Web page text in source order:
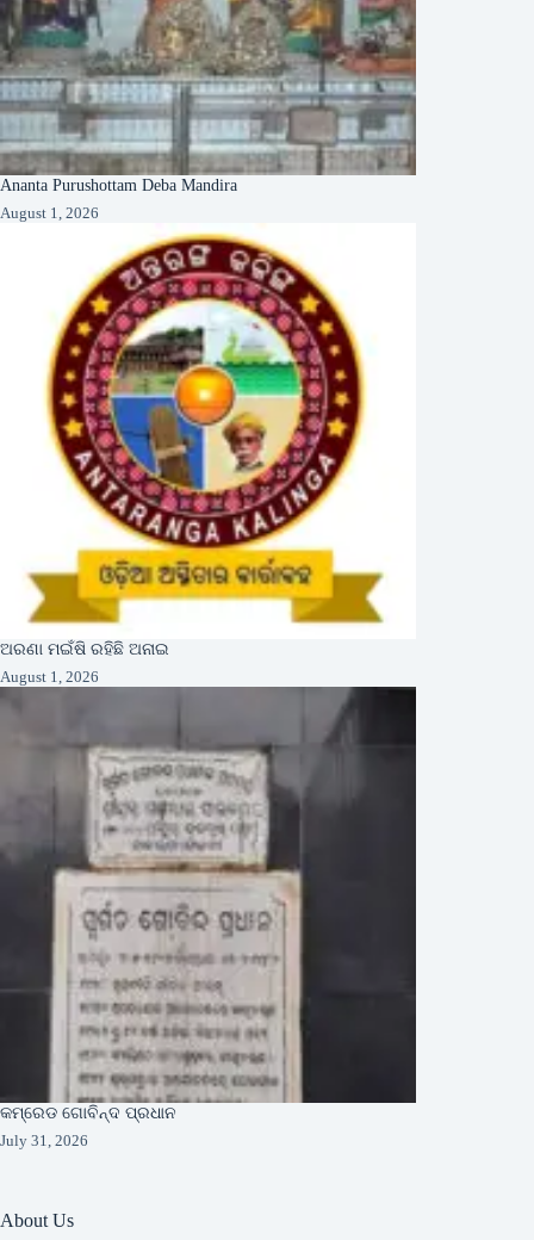
Ananta Purushottam Deba Mandira
August 1, 2026
ଅରଣା ମଇଁଷି ରହିଛି ଅନାଇ
August 1, 2026
କମ୍ରେଡ ଗୋବିନ୍ଦ ପ୍ରଧାନ
July 31, 2026
About Us